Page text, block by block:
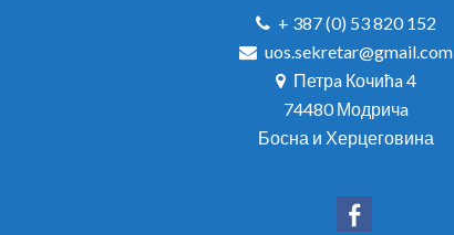
+ 387 (0) 53 820 152
uos.sekretar@gmail.com
Петрa Кочићa 4
74480 Модричa
Босна и Херцеговина